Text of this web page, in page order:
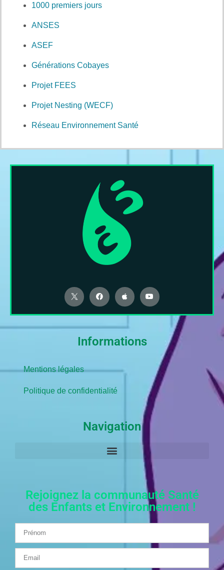
1000 premiers jours
ANSES
ASEF
Générations Cobayes
Projet FEES
Projet Nesting (WECF)
Réseau Environnement Santé
Informations
Mentions légales
Politique de confidentialité
Navigation
Rejoignez la communauté Santé
des Enfants et Environnement !